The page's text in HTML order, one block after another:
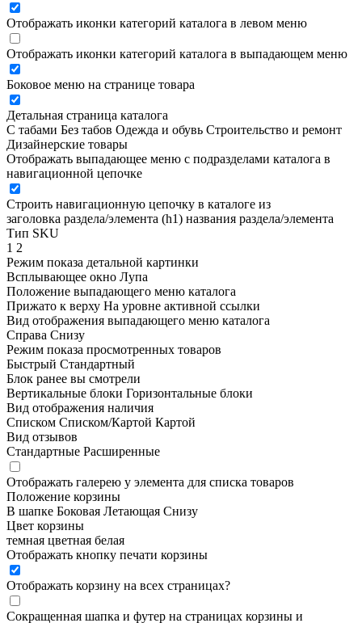
Отображать иконки категорий каталога в левом меню
Отображать иконки категорий каталога в выпадающем меню
Боковое меню на странице товара
Детальная страница каталога
С табами Без табов Одежда и обувь Строительство и ремонт
Дизайнерские товары
Отображать выпадающее меню с подразделами каталога в
навигационной цепочке
Строить навигационную цепочку в каталоге из
заголовка раздела/элемента (h1) названия раздела/элемента
Тип SKU
1 2
Режим показа детальной картинки
Всплывающее окно Лупа
Положение выпадающего меню каталога
Прижато к верху На уровне активной ссылки
Вид отображения выпадающего меню каталога
Справа Снизу
Режим показа просмотренных товаров
Быстрый Стандартный
Блок ранее вы смотрели
Вертикальные блоки Горизонтальные блоки
Вид отображения наличия
Списком Списком/Картой Картой
Вид отзывов
Стандартные Расширенные
Отображать галерею у элемента для списка товаров
Положение корзины
В шапке Боковая Летающая Снизу
Цвет корзины
темная цветная белая
Отображать кнопку печати корзины
Отображать корзину на всех страницах?
Сокращенная шапка и футер на страницах корзины и